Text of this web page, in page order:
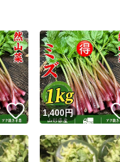
いいね！
1,400円